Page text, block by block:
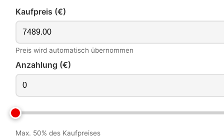
Kaufpreis (€)
Preis wird automatisch übernommen
Anzahlung (€)
Max. 50% des Kaufpreises